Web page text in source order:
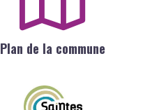
Plan de la commune